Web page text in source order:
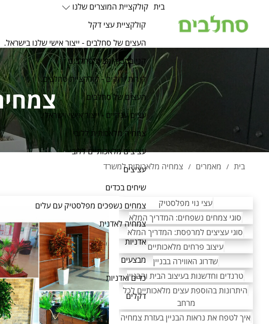
בית קולקציית המוצרים שלנו
קולקציית עצי דקל
העצים של סחלבים - ייצור אישי שלנו בישראל.
קני במבוק מבית סחלבים
קירות ירוקים - קולקציית סחלבים.
העצים של סחלבים
עצים ענקיים - ייצור אישי וישראלי.
צמחיה מלאכותית ללובי
עציצים מלאכותיים ללובי
עציצים
שיחים בכדים
צמחים נשפכים מפלסטיק עם עלים
צמחיה לאדנית
אדניות
מבצעים
כדים ואדניות
דקלים
בית / מאמרים / צמחיה מלאכותית למשרד
עצי נוי מפלסטיק
סוגי צמחים נשפחים: המדריך המלא
סוגי עציצים למרפסת: המדריך המלא
עיצוב פרחים מלאכותיים
שדרוג האווירה בבניין
טרנדים וחדשנות בעיצוב הבית והבניין
היתרונות בהוספת עצים מלאכותיים לכל
מרחב
איך לטפח את נראות הבניין בעזרת צמחיה